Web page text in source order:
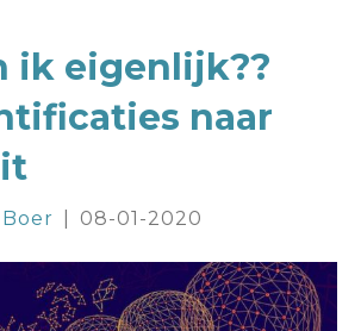
ik eigenlijk??
naar
08-01-2020